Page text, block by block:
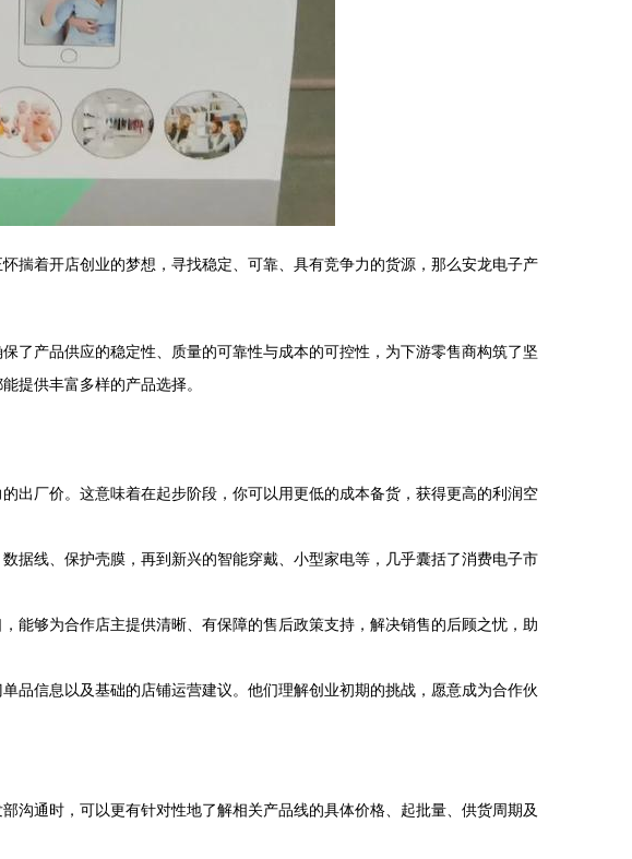
揣着开店创业的梦想，寻找稳定、可靠、具有竞争力的货源，那么安龙电子产
了产品供应的稳定性、质量的可靠性与成本的可控性，为下游零售商构筑了坚
提供丰富多样的产品选择。
出厂价。这意味着在起步阶段，你可以用更低的成本备货，获得更高的利润空
据线、保护壳膜，再到新兴的智能穿戴、小型家电等，几乎囊括了消费电子市
能够为合作店主提供清晰、有保障的售后政策支持，解决销售的后顾之忧，助
品信息以及基础的店铺运营建议。他们理解创业初期的挑战，愿意成为合作伙
沟通时，可以更有针对性地了解相关产品线的具体价格、起批量、供货周期及